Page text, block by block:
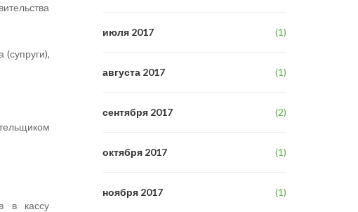
(супруги),
в кассу
июля 2017 (1)
августа 2017 (1)
сентября 2017 (2)
октября 2017 (1)
ноября 2017 (1)